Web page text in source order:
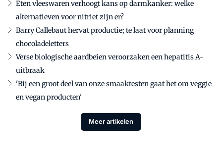
Eten vleeswaren verhoogt kans op darmkanker: welke
alternatieven voor nitriet zijn er?
Barry Callebaut hervat productie; te laat voor planning
chocoladeletters
Verse biologische aardbeien veroorzaken een hepatitis A-
uitbraak
'Bij een groot deel van onze smaaktesten gaat het om veggie
en vegan producten'
Meer artikelen